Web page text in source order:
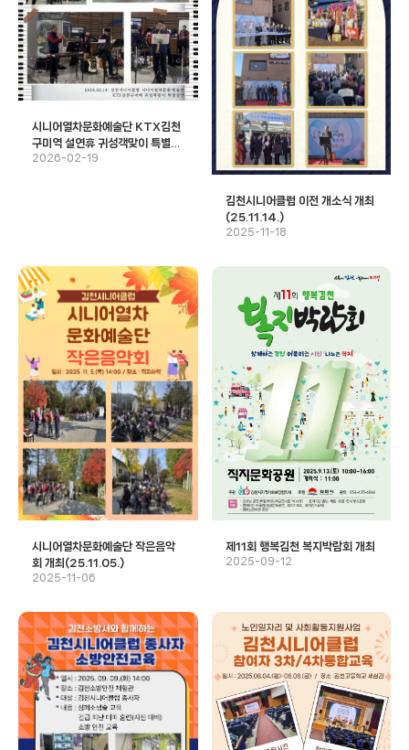
시니어열차문화예술단 KTX김천
구미역 설연휴 귀성객맞이 특별공
연(‘26.02.14.)
2026-02-19
김천시니어클럽 이전 개소식 개최
(25.11.14.)
2025-11-18
시니어열차문화예술단 작은음악
회 개최(25.11.05.)
2025-11-06
제11회 행복김천 복지박람회 개최
2025-09-12